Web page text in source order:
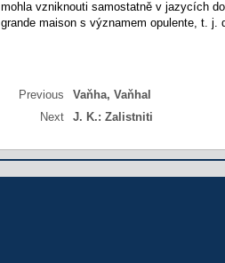
mohla vzniknouti samostatně v jazycích
grande maison s významem opulente, t.
Previous
Vaňha, Vaňhal
Next
J. K.: Zalistniti